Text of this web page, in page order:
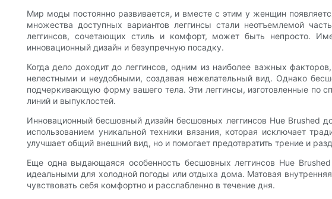
Мир моды постоянно развивается, и вместе с этим у женщин
множества доступных вариантов леггинсы стали неотъемлемой
леггинсов, сочетающих стиль и комфорт, может быть непросто.
инновационный дизайн и безупречную посадку.
Когда дело доходит до леггинсов, одним из наиболее важных
нелестными и неудобными, создавая нежелательный вид. Однако
подчеркивающую форму вашего тела. Эти леггинсы, изготовленные по
линий и выпуклостей.
Инновационный бесшовный дизайн бесшовных леггинсов Hue Brushed
использованием уникальной техники вязания, которая исключает
улучшает общий внешний вид, но и помогает предотвратить трение и
Еще одна выдающаяся особенность бесшовных леггинсов Hue
идеальными для холодной погоды или отдыха дома. Матовая
чувствовать себя комфортно и расслабленно в течение дня.